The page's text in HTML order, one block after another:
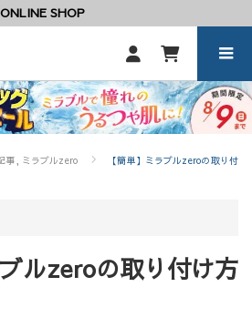
SHOP
事, ミラブルzero
【簡単】ミラブルzeroの取り付
ルzeroの取り付け方